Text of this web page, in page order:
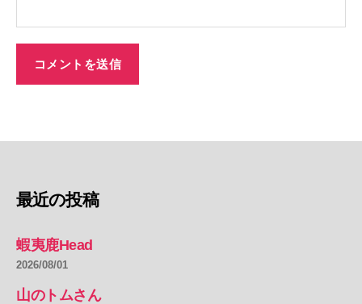
最近の投稿
蝦夷鹿Head
2026/08/01
山のトムさん